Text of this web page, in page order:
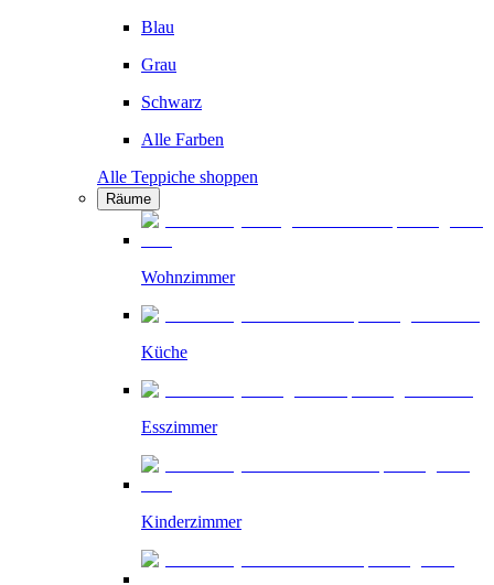
Blau
Grau
Schwarz
Alle Farben
Alle Teppiche shoppen
Räume
Wohnzimmer
Küche
Esszimmer
Kinderzimmer